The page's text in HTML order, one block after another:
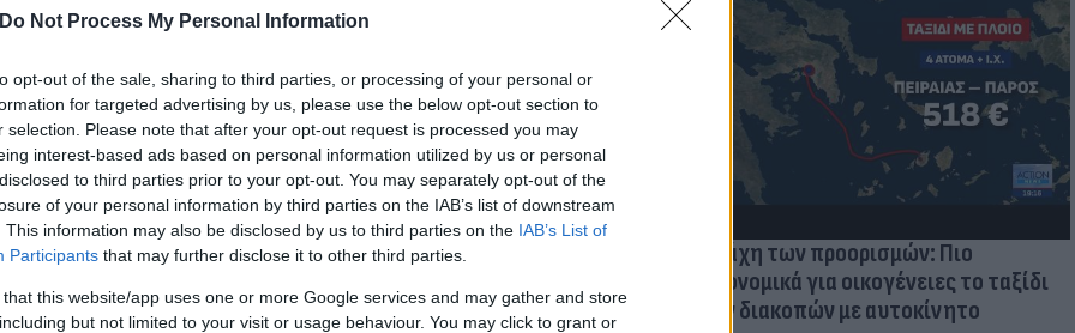
Do Not Process My Personal Information
opt-out of the sale, sharing to third parties, or processing of your personal or
for targeted advertising by us, please use the below opt-out section to
selection. Please note that after your opt-out request is processed you may
interest-based ads based on personal information utilized by us or personal
to third parties prior to your opt-out. You may separately opt-out of the
of your personal information by third parties on the IAB’s list of downstream
This information may also be disclosed by us to third parties on the IAB’s List of
Participants that may further disclose it to other third parties.
that this website/app uses one or more Google services and may gather and store
but not limited to your visit or usage behaviour. You may click to grant or
στην παρουσίαση του
κόσμου στο γήπεδο
(video)
Skin dysmorphia: Όταν η εμμονή με το
«τέλειο» δέρμα αποτελεί πρόβλημα
ψυχικής υγείας
Η μάχη των προορισμών: Πιο
οικονομικά για οικογένειες το ταξίδι
των διακοπών με αυτοκίνητο